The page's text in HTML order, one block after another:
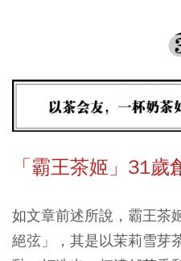
「霸王茶姬」31
如文章前述所說，霸王茶
絕弦」，其是以茉莉雪芽